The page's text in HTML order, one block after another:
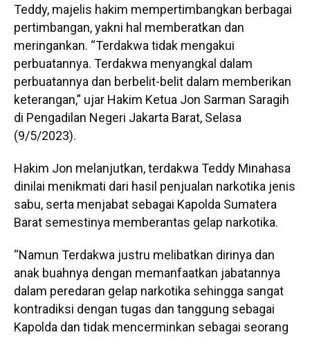
Teddy, majelis hakim mempertimbangkan berbagai
pertimbangan, yakni hal memberatkan dan
meringankan. “Terdakwa tidak mengakui
perbuatannya. Terdakwa menyangkal dalam
perbuatannya dan berbelit-belit dalam memberikan
keterangan,” ujar Hakim Ketua Jon Sarman Saragih
di Pengadilan Negeri Jakarta Barat, Selasa
(9/5/2023).
Hakim Jon melanjutkan, terdakwa Teddy Minahasa
dinilai menikmati dari hasil penjualan narkotika jenis
sabu, serta menjabat sebagai Kapolda Sumatera
Barat semestinya memberantas gelap narkotika.
“Namun Terdakwa justru melibatkan dirinya dan
anak buahnya dengan memanfaatkan jabatannya
dalam peredaran gelap narkotika sehingga sangat
kontradiksi dengan tugas dan tanggung sebagai
Kapolda dan tidak mencerminkan sebagai seorang